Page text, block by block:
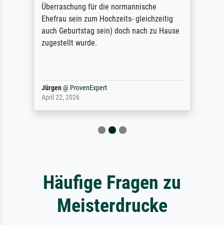
Überraschung für die normannische
Ehefrau sein zum Hochzeits- gleichzeitig
auch Geburtstag sein) doch nach zu Hause
zugestellt wurde.
Jürgen@ ProvenExpert
April 22, 2026
Häufige Fragen zu
Meisterdrucke